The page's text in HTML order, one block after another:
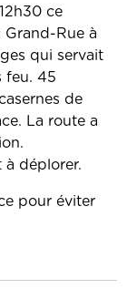
ce
Rue à
qui servait
feu. 45
de
La route a
à déplorer.
pour éviter